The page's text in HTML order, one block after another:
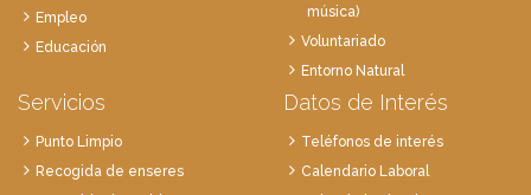
Empleo
Educación
música)
Voluntariado
Entorno Natural
Servicios
Punto Limpio
Recogida de enseres
Datos de Interés
Teléfonos de interés
Calendario Laboral